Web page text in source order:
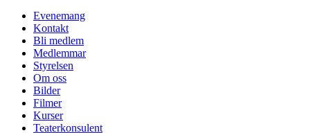
Evenemang
Kontakt
Bli medlem
Medlemmar
Styrelsen
Om oss
Bilder
Filmer
Kurser
Teaterkonsulent